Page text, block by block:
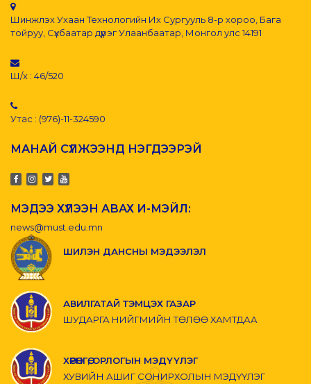
Шинжлэх Ухаан Технологийн Их Сургууль 8-р хороо, Бага
тойруу, Сүхбаатар дүүрэг Улаанбаатар, Монгол улс 14191
Ш/х : 46/520
Утас : (976)-11-324590
МАНАЙ СҮЛЖЭЭНД НЭГДЭЭРЭЙ
МЭДЭЭ ХҮЛЭЭН АВАХ И-МЭЙЛ:
news@must.edu.mn
ШИЛЭН ДАНСНЫ МЭДЭЭЛЭЛ
АВИЛГАТАЙ ТЭМЦЭХ ГАЗАР
ШУДАРГА НИЙГМИЙН ТӨЛӨӨ ХАМТДАА
ХӨРӨНГӨ, ОРЛОГЫН МЭДҮҮЛЭГ
ХУВИЙН АШИГ СОНИРХОЛЫН МЭДҮҮЛЭГ